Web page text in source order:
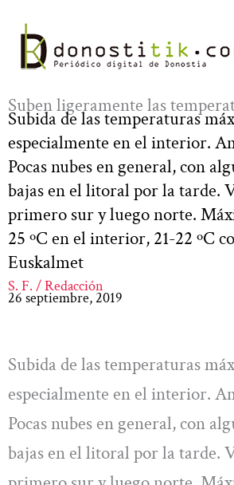
contenido
Suben ligeramente las
Subida de las temperaturas
especialmente en el interior.
Pocas nubes en general, con
bajas en el litoral por la tarde.
primero sur y luego norte.
25 ºC en el interior, 21-22 ºC
Euskalmet
S. F. / Redacción
26 septiembre, 2019
Subida de las temperaturas
especialmente en el interior.
Pocas nubes en general, con
bajas en el litoral por la tarde.